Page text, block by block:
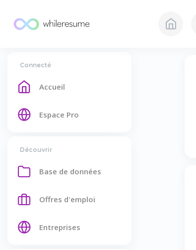
Connecté
Accueil
Espace Pro
Découvrir
Base de données
Offres d'emploi
Entreprises